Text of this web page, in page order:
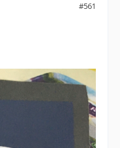
#561